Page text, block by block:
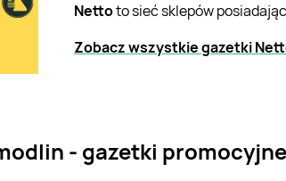
Nettoto sieć sklepów
Zobacz wszystkie gazetki
- gazetki promocyjne